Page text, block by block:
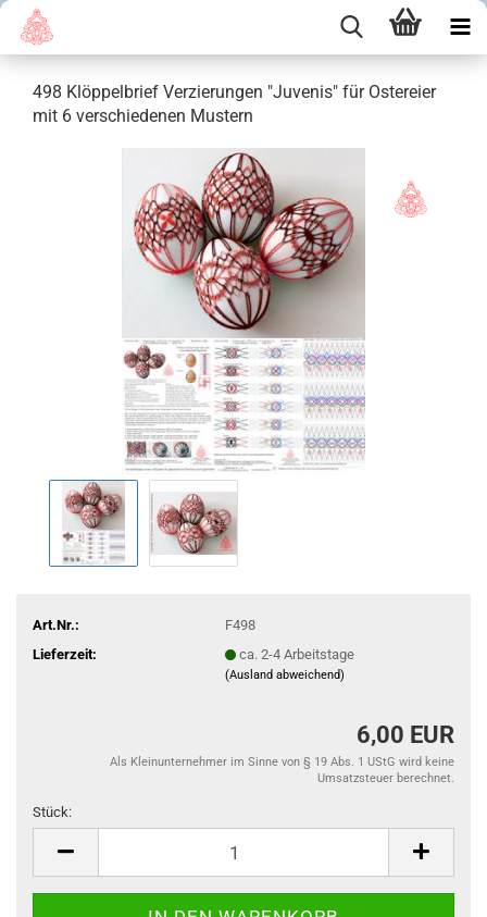
498 Klöppelbrief Verzierungen "Juvenis" für Ostereier
mit 6 verschiedenen Mustern
Art.Nr.:
F498
Lieferzeit:
ca. 2-4 Arbeitstage
(Ausland abweichend)
6,00 EUR
Als Kleinunternehmer im Sinne von § 19 Abs. 1 UStG wird keine
Umsatzsteuer berechnet.
Stück: